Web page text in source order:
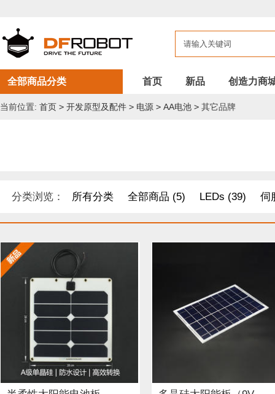
全部商品分类 首页 新品 创造力商
当前位置: 首页 > 开发原型及配件 > 电源 > AA电池 > 其它品牌
分类浏览： 所有分类 全部商品 (5) LEDs (39) 伺
距离传感器 (54)
ARM (1) 电子器件 (20) 结构件 (9)
Lilypad（弃用） (4) 3G/4G/5G (1)
电源模块 (38) 外壳&保护套 (29)